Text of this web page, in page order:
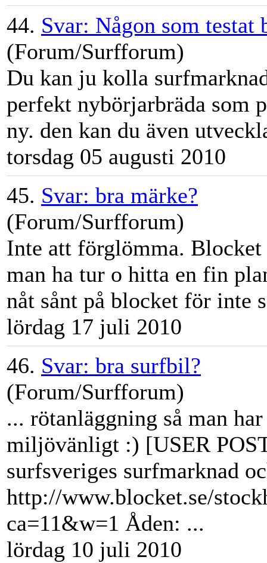
44. Svar: Någon som
(Forum/Surfforum)
Du kan ju kolla
perfekt nybörjarbräda som
ny. den kan du även
torsdag 05 augusti 2010
45. Svar: bra märke?
(Forum/Surfforum)
Inte att förglömma.
man ha tur o hitta en fin
nåt sånt på blocket för inte
lördag 17 juli 2010
46. Svar: bra surfbil?
(Forum/Surfforum)
... rötanläggning så man
miljövänligt :) [USER
surfsveriges surfmarknad
http://www.blocket.se/
ca=11&w=1 Åden: ...
lördag 10 juli 2010